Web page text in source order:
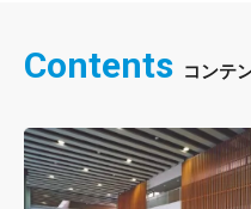
Contents